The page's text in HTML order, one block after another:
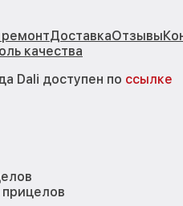
ДоставкаОтзывы
качества
Dali доступен по ссылке